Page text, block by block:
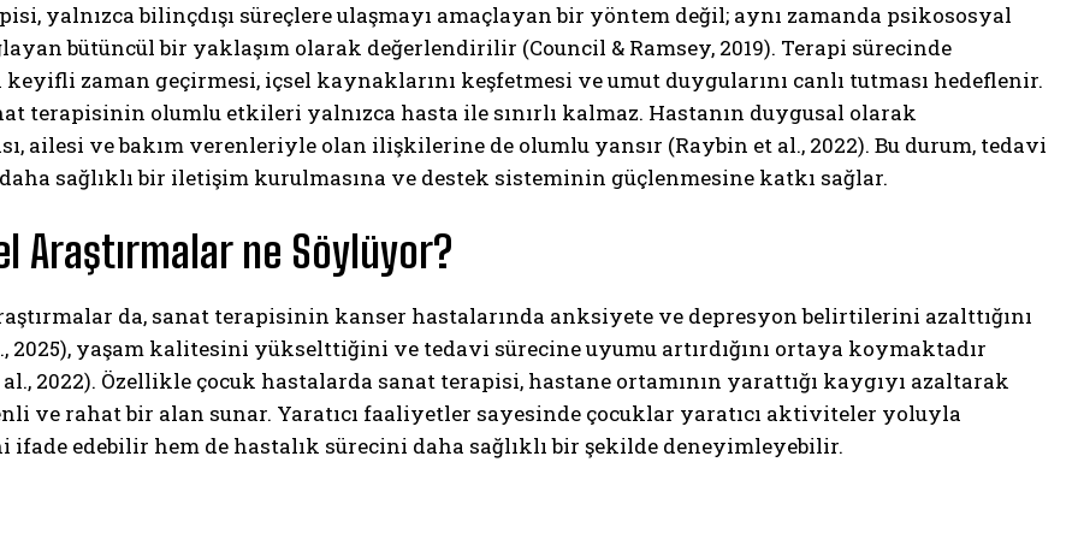
yalnızca bilinçdışı süreçlere ulaşmayı amaçlayan bir yöntem değil; aynı zamanda psikososyal
bütüncül bir yaklaşım olarak değerlendirilir (Council & Ramsey, 2019). Terapi sürecinde
keyifli zaman geçirmesi, içsel kaynaklarını keşfetmesi ve umut duygularını canlı tutması hedeflenir.
terapisinin olumlu etkileri yalnızca hasta ile sınırlı kalmaz. Hastanın duygusal olarak
ailesi ve bakım verenleriyle olan ilişkilerine de olumlu yansır (Raybin et al., 2022). Bu durum, tedavi
sağlıklı bir iletişim kurulmasına ve destek sisteminin güçlenmesine katkı sağlar.
Araştırmalar ne Söylüyor?
da, sanat terapisinin kanser hastalarında anksiyete ve depresyon belirtilerini azalttığını
2025), yaşam kalitesini yükselttiğini ve tedavi sürecine uyumu artırdığını ortaya koymaktadır
2022). Özellikle çocuk hastalarda sanat terapisi, hastane ortamının yarattığı kaygıyı azaltarak
ve rahat bir alan sunar. Yaratıcı faaliyetler sayesinde çocuklar yaratıcı aktiviteler yoluyla
edebilir hem de hastalık sürecini daha sağlıklı bir şekilde deneyimleyebilir.